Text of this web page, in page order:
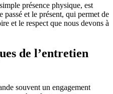
présence physique, est
et le présent, qui permet de
et le respect que nous devons à
de l’entretien
souvent un engagement